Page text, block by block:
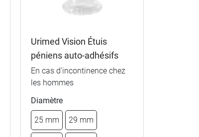
Urimed Vision Étuis
péniens auto-adhésifs
En cas d'incontinence chez
les hommes
Diamètre
25 mm 29 mm